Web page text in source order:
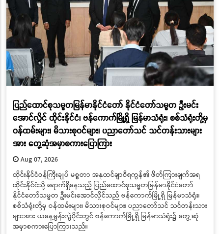
ပြည်ထောင်စုသမ္မတမြန်မာနိုင်ငံတော် နိုင်ငံတော်သမ္မတ ဦးမင်း
အောင်လှိုင် ထိုင်းနိုင်ငံ၊ ဗန်ကောက်မြို့ရှိ မြန်မာသံရုံး၊ စစ်သံရုံးတို့မှ
ဝန်ထမ်းများ၊ မိသားစုဝင်များ၊ ပညာတော်သင် သင်တန်းသားများ
အား တွေ့ဆုံအမှာစကားပြောကြား
Aug 07, 2026
ထိုင်းနိုင်ငံဝန်ကြီးချုပ် မစ္စတာ အနုထင်ချာဝီရကွန်၏ ဖိတ်ကြားချက်အရ
ထိုင်းနိုင်ငံသို့ ရောက်ရှိနေသည့် ပြည်ထောင်စုသမ္မတမြန်မာနိုင်ငံတော်
နိုင်ငံတော်သမ္မတ ဦးမင်းအောင်လှိုင်သည် ဗန်ကောက်မြို့ရှိ မြန်မာသံရုံး၊
စစ်သံရုံးတို့မှ ဝန်ထမ်းများ၊ မိသားစုဝင်များ၊ ပညာတော်သင် သင်တန်းသား
များအား ယနေ့မွန်းလွဲပိုင်းတွင် ဗန်ကောက်မြို့ရှိ မြန်မာသံရုံး၌ တွေ့ဆုံ
အမှာစကားပြောကြားသည်။